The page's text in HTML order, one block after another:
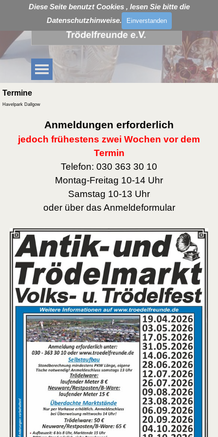
Diese Seite benutzt Cookies , lesen Sie bitte die
Datenschutzhinweise.
Einverstanden
Direkt zum Seiteninhalt
Menü überspringen
Termine
Havelpark Dallgow
Anmeldungen erforderlich
jedoch frühestens zwei Wochen vor dem
Termin
Telefon: 030 363 30 10
Montag-Freitag 10-14 Uhr
Samstag 10-13 Uhr
oder über das Anmeldeformular